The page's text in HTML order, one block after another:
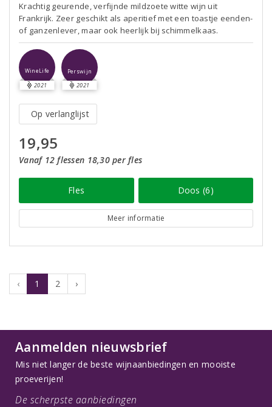
Krachtig geurende, verfijnde mildzoete witte wijn uit
Frankrijk. Zeer geschikt als aperitief met een toastje eenden-
of ganzenlever, maar ook heerlijk bij schimmelkaas.
WineLife
2021
Perswijn
2021
Op verlanglijst
19,95
Vanaf 12 flessen 18,30 per fles
Fles Doos (6)
Meer informatie
‹ 1 2 ›
Aanmelden nieuwsbrief
Mis niet langer de beste wijnaanbiedingen en mooiste
proeverijen!
De scherpste aanbiedingen